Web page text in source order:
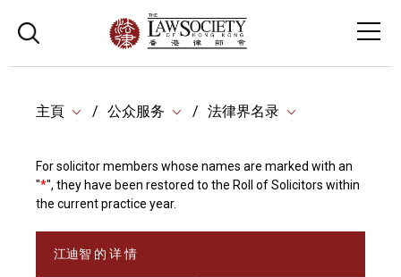
主頁 公众服务 法律界名录
For solicitor members whose names are marked with an
"*", they have been restored to the Roll of Solicitors within
the current practice year.
江迪智 的 详 情